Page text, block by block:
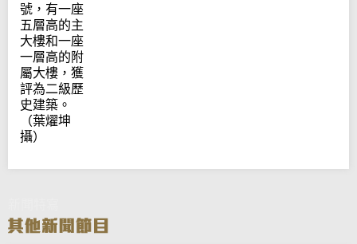
號，有一座
五層高的主
大樓和一座
一層高的附
屬大樓，獲
評為二級歷
史建築。
（葉燿坤
攝）